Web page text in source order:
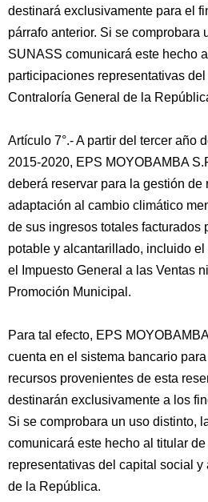
destinará exclusivamente para el
párrafo anterior. Si se comprobara
SUNASS comunicará este hecho
participaciones representativas
Contraloría General de la
Artículo 7°.- A partir del tercer año
2015-2020, EPS MOYOBAMBA
deberá reservar para la gestión de
adaptación al cambio climático
de sus ingresos totales facturados
potable y alcantarillado, incluido
el Impuesto General a las Ventas
Promoción Municipal.
Para tal efecto, EPS
cuenta en el sistema bancario
recursos provenientes de esta
destinarán exclusivamente a los
Si se comprobara un uso distinto,
comunicará este hecho al titular
representativas del capital social y
de la República.